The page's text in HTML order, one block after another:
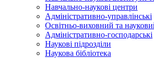
Навчально-наукові центри
Адміністративно-управлінські
Освітньо-виховний та
Адміністративно-господарські
Наукові підрозділи
Наукова бібліотека